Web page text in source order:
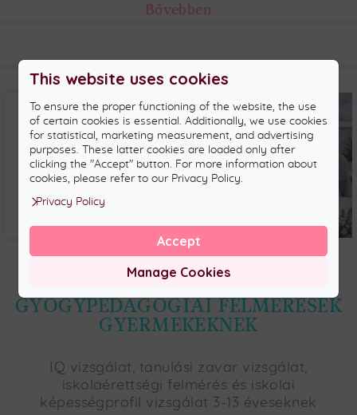
Bővebben
PSZICHOLÓGIAI ÉS
GYÓGYPEDAGÓGIAI FELMÉRÉSEK
GYERMEKEKNEK
IQ vizsgálat, tanulási zavar vizsgálat,
iskolaérettségi felmérés és iskolai
képességprofil vizsgálat 3-13 éveseknek
This website uses cookies
To ensure the proper functioning of the website, the use
of certain cookies is essential. Additionally, we use cookies
for statistical, marketing measurement, and advertising
purposes. These latter cookies are loaded only after
clicking the "Accept" button. For more information about
cookies, please refer to our Privacy Policy.
Privacy Policy
Manage Cookies
Accept